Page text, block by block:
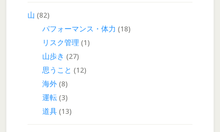
山 (82)
パフォーマンス・体力 (18)
リスク管理 (1)
山歩き (27)
思うこと (12)
海外(8)
運転(3)
道具(13)